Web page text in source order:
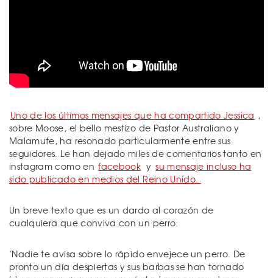
Uno de los últimos mensajes que ha compartido Jessica ,
sobre Moose, el bello mestizo de Pastor Australiano y
Malamute, ha resonado particularmente entre sus
seguidores. Le han dejado miles de comentarios tanto en
instagram como en facebook y su mensaje incluso ha
sido publicado en medios del Reino Unido.
Un breve texto que es un dardo al corazón de
cualquiera que conviva con un perro:
"Nadie te avisa sobre lo rápido envejece un perro. De
pronto un día despiertas y sus barbas se han tornado